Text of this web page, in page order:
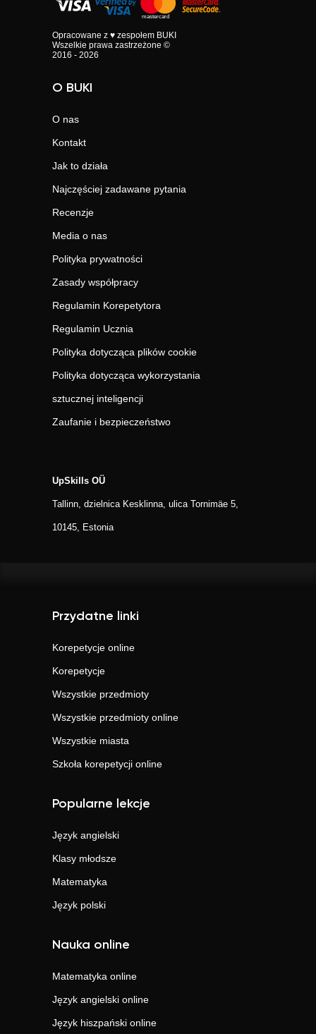
Opracowane z ♥ zespołem BUKI
Wszelkie prawa zastrzeżone ©
2016 - 2026
O BUKI
O nas
Kontakt
Jak to działa
Najczęściej zadawane pytania
Recenzje
Media o nas
Polityka prywatności
Zasady współpracy
Regulamin Korepetytora
Regulamin Ucznia
Polityka dotycząca plików cookie
Polityka dotycząca wykorzystania
sztucznej inteligencji
Zaufanie i bezpieczeństwo
UpSkills OÜ
Tallinn, dzielnica Kesklinna, ulica Tornimäe 5,
10145, Estonia
Przydatne linki
Korepetycje online
Korepetycje
Wszystkie przedmioty
Wszystkie przedmioty online
Wszystkie miasta
Szkoła korepetycji online
Popularne lekcje
Język angielski
Klasy młodsze
Matematyka
Język polski
Nauka online
Matematyka online
Język angielski online
Język hiszpański online